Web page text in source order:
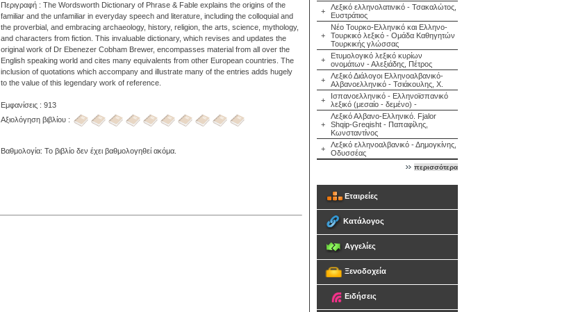
Περιγραφή : The Wordsworth Dictionary of Phrase & Fable explains the origins of the
familiar and the unfamiliar in everyday speech and literature, including the colloquial and
the proverbial, and embracing archaeology, history, religion, the arts, science, mythology,
and characters from fiction. This invaluable dictionary, which revises and updates the
original work of Dr Ebenezer Cobham Brewer, encompasses material from all over the
English speaking world and cites many equivalents from other European countries. The
inclusion of quotations which accompany and illustrate many of the entries adds hugely
to the value of this legendary work of reference.
Εμφανίσεις : 913
Αξιολόγηση βιβλίου :
Βαθμολογία: Το βιβλίο δεν έχει βαθμολογηθεί ακόμα.
+
Λεξικό ελληνολατινικό - Τσακαλώτος,
Ευστράτιος
+
Νέο Τουρκο-Ελληνικό και Ελληνο-
Τουρκικό λεξικό - Ομάδα Καθηγητών
Τουρκικής γλώσσας
+
Ετυμολογικό λεξικό κυρίων
ονομάτων - Αλεξιάδης, Πέτρος
+
Λεξικό Διάλογοι Ελληνοαλβανικό-
Αλβανοελληνικό - Τσιάκουλης, Χ.
+
Ισπανοελληνικό - Ελληνοϊσπανικό
λεξικό (μεσαίο - δεμένο) -
+
Λεξικό Αλβανο-Ελληνικό. Fjalor
Shqip-Greqisht - Παπαφίλης,
Κωνσταντίνος
+
Λεξικό ελληνοαλβανικό - Δημογκίνης,
Οδυσσέας
περισσότερα
Εταιρείες
Κατάλογος
Αγγελίες
Ξενοδοχεία
Ειδήσεις